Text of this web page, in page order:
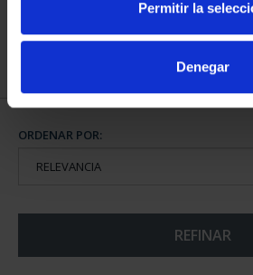
Permitir la
Denegar
ORDENAR POR:
REFINAR